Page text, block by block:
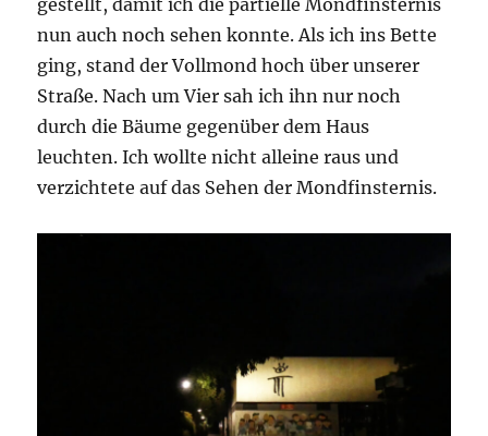
nun auch noch sehen konnte. Als ich ins Bette
ging, stand der Vollmond hoch über unserer
Straße. Nach um Vier sah ich ihn nur noch
durch die Bäume gegenüber dem Haus
leuchten. Ich wollte nicht alleine raus und
verzichtete auf das Sehen der Mondfinsternis.